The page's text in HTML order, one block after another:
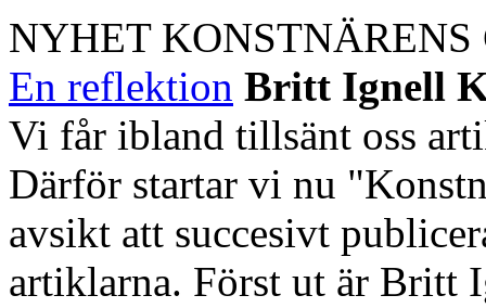
NYHET
En reflektion Britt Ignell
Vi får ibland tillsänt oss
Därför startar vi nu
avsikt att succesivt
artiklarna. Först ut är Britt